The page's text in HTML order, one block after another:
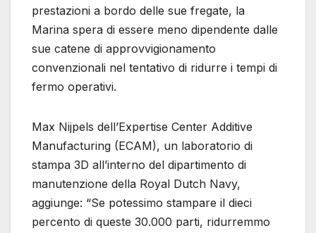
prestazioni a bordo delle sue fregate, la
Marina spera di essere meno dipendente dalle
sue catene di approvvigionamento
convenzionali nel tentativo di ridurre i tempi di
fermo operativi.
Max Nijpels dell’Expertise Center Additive
Manufacturing (ECAM), un laboratorio di
stampa 3D all’interno del dipartimento di
manutenzione della Royal Dutch Navy,
aggiunge: “Se potessimo stampare il dieci
percento di queste 30.000 parti, ridurremmo